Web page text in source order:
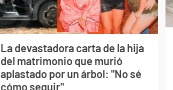
La devastadora carta de la hija
del matrimonio que murió
aplastado por un árbol: "No sé
cómo seguir"